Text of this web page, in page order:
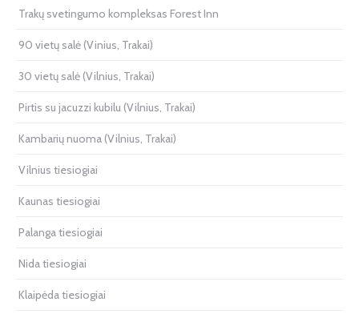
Trakų svetingumo kompleksas Forest Inn
90 vietų salė (Vinius, Trakai)
30 vietų salė (Vilnius, Trakai)
Pirtis su jacuzzi kubilu (Vilnius, Trakai)
Kambarių nuoma (Vilnius, Trakai)
Vilnius tiesiogiai
Kaunas tiesiogiai
Palanga tiesiogiai
Nida tiesiogiai
Klaipėda tiesiogiai